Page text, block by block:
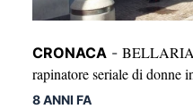
CRONACA -
rapinatore seriale di donne
8 ANNI FA